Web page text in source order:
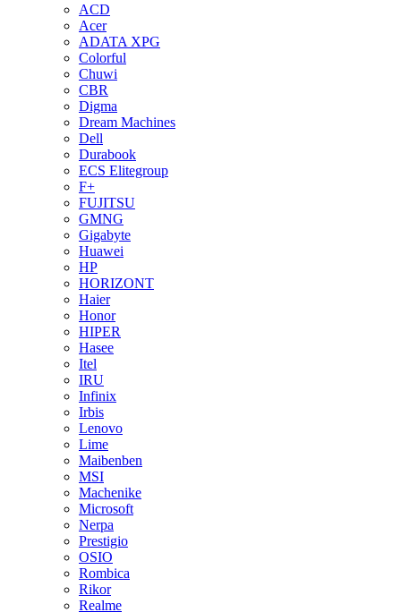
ACD
Acer
ADATA XPG
Colorful
Chuwi
CBR
Digma
Dream Machines
Dell
Durabook
ECS Elitegroup
F+
FUJITSU
GMNG
Gigabyte
Huawei
HP
HORIZONT
Haier
Honor
HIPER
Hasee
Itel
IRU
Infinix
Irbis
Lenovo
Lime
Maibenben
MSI
Machenike
Microsoft
Nerpa
Prestigio
OSIO
Rombica
Rikor
Realme